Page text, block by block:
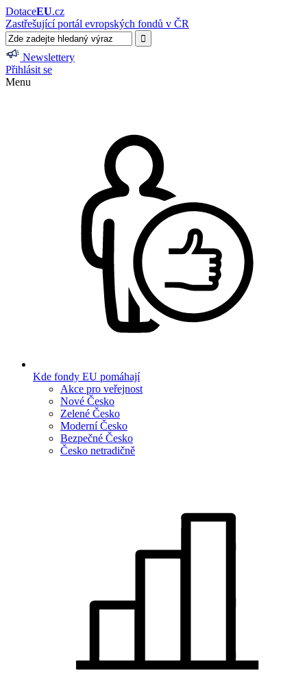
DotaceEU.cz
Zastřešující portál evropských fondů v ČR
Newslettery
Přihlásit se
Menu
Kde fondy EU pomáhají
Akce pro veřejnost
Nové Česko
Zelené Česko
Moderní Česko
Bezpečné Česko
Česko netradičně